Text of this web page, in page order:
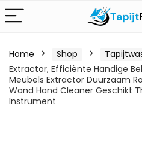
Home Shop
Extractor, Efficiënte Handige
Meubels Extractor Duurzaam
Wand Hand Cleaner Geschikt
Instrument